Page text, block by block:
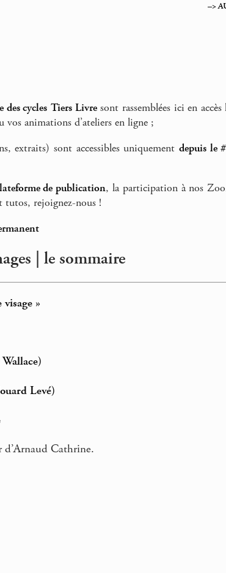
–>
des cycles Tiers Livresont rassemblées ici en
vos animations d’ateliers en ligne ;
extraits) sont accessibles uniquement depuis le
de publication, la participation à nos
tutos, rejoignez-nous !
| le sommaire
»
Levé)
d’Arnaud Cathrine.